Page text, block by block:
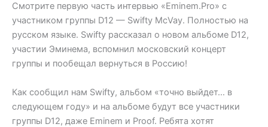
Смотрите первую часть интервью «Eminem.Pro» с
участником группы D12 — Swifty McVay. Полностью на
русском языке. Swifty рассказал о новом альбоме D12,
участии Эминема, вспомнил московский концерт
группы и пообещал вернуться в Россию!
Как сообщил нам Swifty, альбом «точно выйдет… в
следующем году» и на альбоме будут все участники
группы D12, даже Eminem и Proof. Ребята хотят